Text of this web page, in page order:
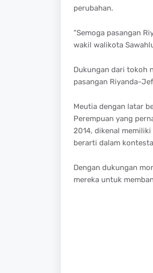
perubahan.
“Semoga pasangan
wakil walikota
Dukungan dari tokoh
pasangan Riyanda-
Meutia dengan latar
Perempuan yang
2014, dikenal
berarti dalam
Dengan dukungan
mereka untuk